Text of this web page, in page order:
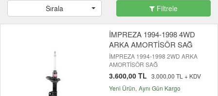
Sırala Filtrele
İMPREZA 1994-1998 4WD
ARKA AMORTİSÖR SAĞ
İMPREZA 1994-1998 2WD ARKA
AMORTİSÖR SAĞ
3.600,00 TL 3.000,00 TL + KDV
Yeni Ürün Aynı Gün Kargo